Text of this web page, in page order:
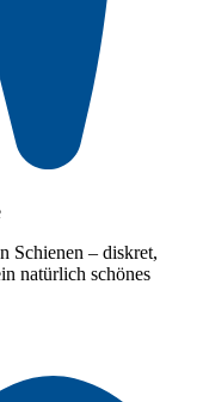
Schienen – diskret,
natürlich schönes